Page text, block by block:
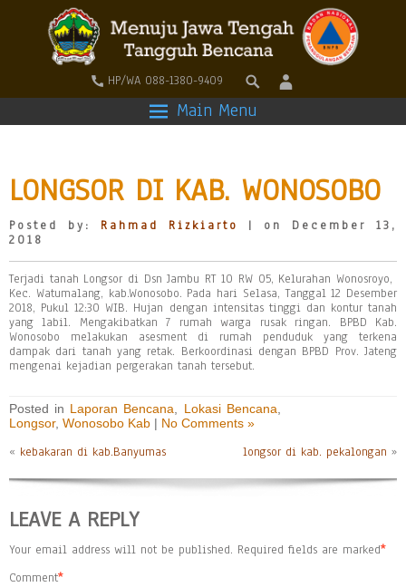
HP/WA 088-1380-9409
Main Menu
LONGSOR DI KAB. WONOSOBO
Posted by: Rahmad Rizkiarto
| on December 13,
2018
Terjadi tanah Longsor di Dsn Jambu RT 10 RW 05, Kelurahan Wonosroyo,
Kec. Watumalang, kab.Wonosobo. Pada hari Selasa, Tanggal 12 Desember
2018, Pukul 12:30 WIB. Hujan dengan intensitas tinggi dan kontur tanah
yang labil. Mengakibatkan 7 rumah warga rusak ringan. BPBD Kab.
Wonosobo melakukan asesment di rumah penduduk yang terkena
dampak dari tanah yang retak. Berkoordinasi dengan BPBD Prov. Jateng
mengenai kejadian pergerakan tanah tersebut.
Posted in Laporan Bencana Lokasi Bencana
Longsor, Wonosobo Kab | No Comments »
« kebakaran di kab.Banyumas longsor di kab. pekalongan »
LEAVE A REPLY
Your email address will not be published. Required fields are marked*
Comment*